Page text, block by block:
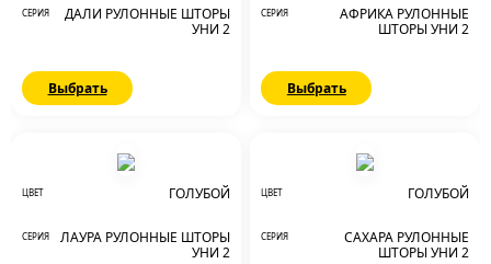
СЕРИЯ
ДАЛИ РУЛОННЫЕ ШТОРЫ
УНИ 2
Выбрать
СЕРИЯ
АФРИКА РУЛОННЫЕ
ШТОРЫ УНИ 2
Выбрать
ЦВЕТ ГОЛУБОЙ
СЕРИЯ
ЛАУРА РУЛОННЫЕ ШТОРЫ
УНИ 2
ЦВЕТ ГОЛУБОЙ
СЕРИЯ
САХАРА РУЛОННЫЕ
ШТОРЫ УНИ 2